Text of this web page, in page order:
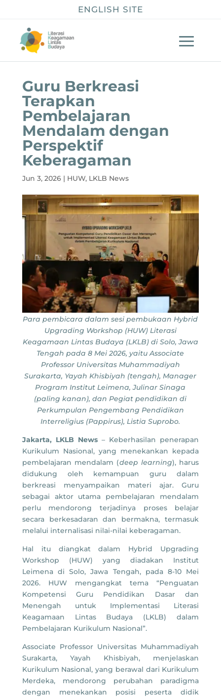
ENGLISH SITE
Guru Berkreasi
Terapkan
Pembelajaran
Mendalam dengan
Perspektif
Keberagaman
Jun 3, 2026| HUW, LKLB News
Para pembicara dalam sesi pembukaan Hybrid
Upgrading Workshop (HUW) Literasi
Keagamaan Lintas Budaya (LKLB) di Solo, Jawa
Tengah pada 8 Mei 2026, yaitu Associate
Professor Universitas Muhammadiyah
Surakarta, Yayah Khisbiyah (tengah), Manager
Program Institut Leimena, Julinar Sinaga
(paling kanan), dan Pegiat pendidikan di
Perkumpulan Pengembang Pendidikan
Interreligius (Pappirus), Listia Suprobo.
Jakarta, LKLB News– Keberhasilan penerapan
Kurikulum Nasional, yang menekankan kepada
pembelajaran mendalam (deep learning), harus
didukung oleh kemampuan guru dalam
berkreasi menyampaikan materi ajar. Guru
sebagai aktor utama pembelajaran mendalam
perlu mendorong terjadinya proses belajar
secara berkesadaran dan bermakna, termasuk
melalui internalisasi nilai-nilai keberagaman.
Hal itu diangkat dalam Hybrid Upgrading
Workshop (HUW) yang diadakan Institut
Leimena di Solo, Jawa Tengah, pada 8-10 Mei
2026. HUW mengangkat tema “Penguatan
Kompetensi Guru Pendidikan Dasar dan
Menengah untuk Implementasi Literasi
Keagamaan Lintas Budaya (LKLB) dalam
Pembelajaran Kurikulum Nasional”.
Associate Professor Universitas Muhammadiyah
Surakarta, Yayah Khisbiyah, menjelaskan
Kurikulum Nasional, yang berawal dari Kurikulum
Merdeka, mendorong perubahan paradigma
dengan menekankan posisi peserta didik